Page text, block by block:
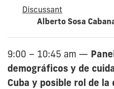
Discussant
Alberto Sosa
9:00 – 10:45 am —
demográficos y de
Cuba y posible rol de la